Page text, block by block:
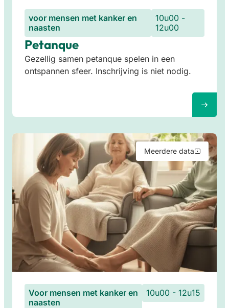
voor mensen met kanker en
naasten
10u00 -
12u00
Petanque
Gezellig samen petanque spelen in een
ontspannen sfeer. Inschrijving is niet nodig.
Meerdere data
Voor mensen met kanker en
naasten
10u00 - 12u15